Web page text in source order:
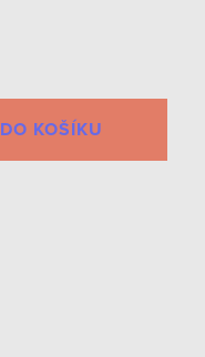
DO KOŠÍKU